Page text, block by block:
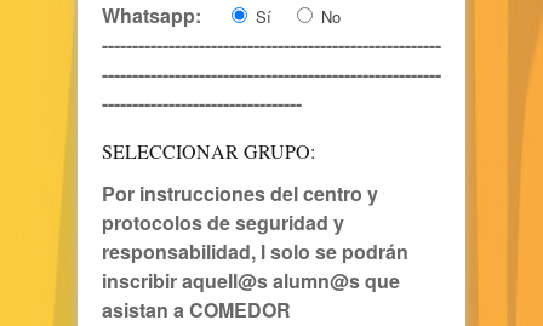
Whatsapp: Sí No
--------------------------------------------------------
--------------------------------------------------------
---------------------------------
SELECCIONAR GRUPO:
Por instrucciones del centro y
protocolos de seguridad y
responsabilidad, lsolo se podrán
inscribir aquell@s alumn@s que
asistan a COMEDOR